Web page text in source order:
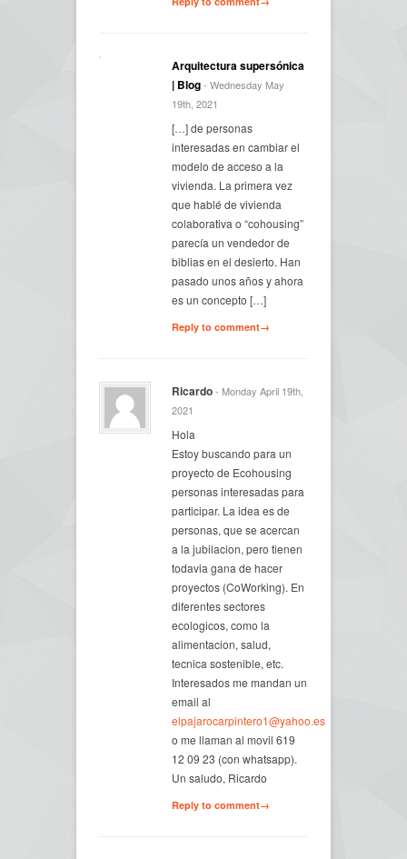
Arquitectura supersónica
| Blog- Wednesday May
19th, 2021
[…] de personas
interesadas en cambiar el
modelo de acceso a la
vivienda. La primera vez
que hablé de vivienda
colaborativa o “cohousing”
parecía un vendedor de
biblias en el desierto. Han
pasado unos años y ahora
es un concepto […]
Reply to comment→
Ricardo- Monday April 19th,
2021
Hola
Estoy buscando para un
proyecto de Ecohousing
personas interesadas para
participar. La idea es de
personas, que se acercan
a la jubilacion, pero tienen
todavia gana de hacer
proyectos (CoWorking). En
diferentes sectores
ecologicos, como la
alimentacion, salud,
tecnica sostenible, etc.
Interesados me mandan un
email al
elpajarocarpintero1@yahoo.es
o me llaman al movil 619
12 09 23 (con whatsapp).
Un saludo, Ricardo
Reply to comment→